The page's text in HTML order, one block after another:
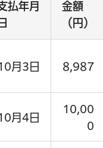
払年月
日
金額
（円）
月3日 8,987
月4日
10,00
0